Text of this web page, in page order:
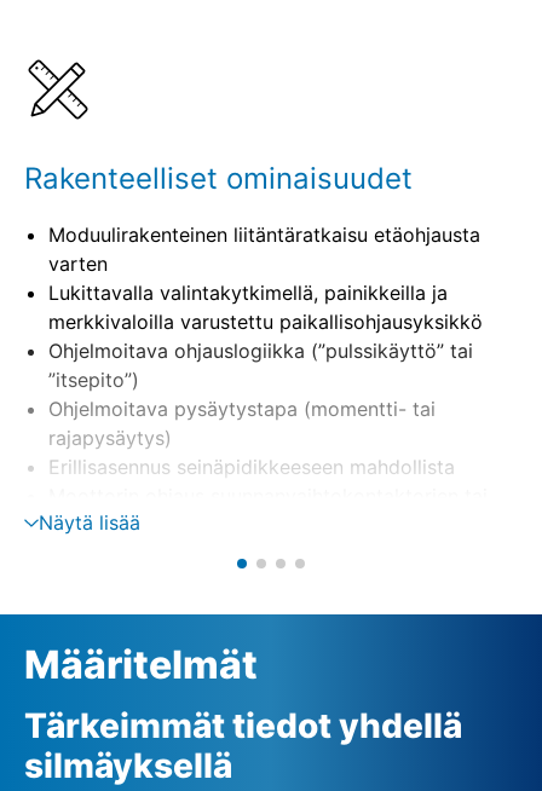
Rakenteelliset ominaisuudet
Moduulirakenteinen liitäntäratkaisu etäohjausta
varten
Lukittavalla valintakytkimellä, painikkeilla ja
merkkivaloilla varustettu paikallisohjausyksikkö
Ohjelmoitava ohjauslogiikka (”pulssikäyttö” tai
”itsepito”)
Ohjelmoitava pysäytystapa (momentti- tai
rajapysäytys)
Erillisasennus seinäpidikkeeseen mahdollista
tyristorien avulla (optio)
Vaiheenvalvonta, sis. automaattisen
Ulkoinen 24 V:n (DC) jännitteensyöttö (optio)
Näytä lisää
Määritelmät
Tärkeimmät tiedot yhdellä
silmäyksellä